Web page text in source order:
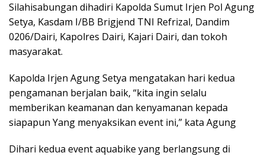
Silahisabungan dihadiri Kapolda Sumut Irjen Pol Agung
Setya, Kasdam I/BB Brigjend TNI Refrizal, Dandim
0206/Dairi, Kapolres Dairi, Kajari Dairi, dan tokoh
masyarakat.
Kapolda Irjen Agung Setya mengatakan hari kedua
pengamanan berjalan baik, “kita ingin selalu
memberikan keamanan dan kenyamanan kepada
siapapun Yang menyaksikan event ini,” kata Agung
Dihari kedua event aquabike yang berlangsung di